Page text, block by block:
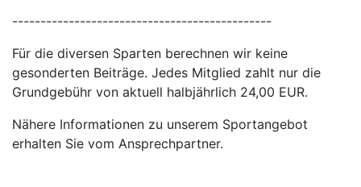
----------------------------------------------
Für die diversen Sparten berechnen wir keine
gesonderten Beiträge. Jedes Mitglied zahlt nur die
Grundgebühr von aktuell halbjährlich 24,00 EUR.
Nähere Informationen zu unserem Sportangebot
erhalten Sie vom Ansprechpartner.